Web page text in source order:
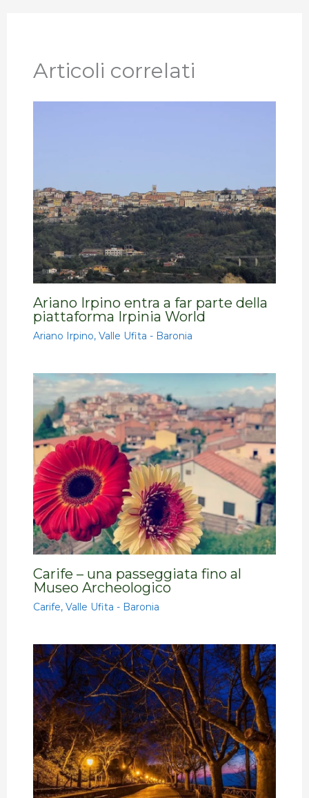
Articoli correlati
Ariano Irpino entra a far parte della
piattaforma Irpinia World
Ariano Irpino,Valle Ufita - Baronia
Carife – una passeggiata fino al
Museo Archeologico
Carife,Valle Ufita - Baronia